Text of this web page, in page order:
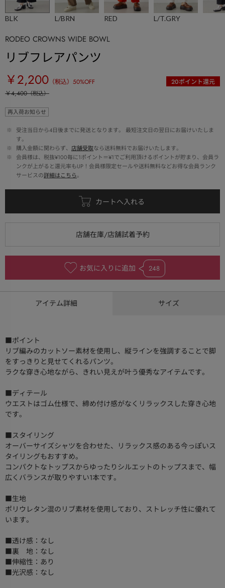
BLK L/BRN RED L/T.GRY
RODEO CROWNS WIDE BOWL
リブフレアパンツ
￥2,200 （税込） 50%OFF 20ポイント還元
￥4,400（税込）
再入荷お知らせ
※
受注当日から4日後までに発送となります。 最短注文日の翌日にお届けいたしま
す。
※
購入金額に関わらず、 店舗受取なら送料無料でお届けいたします。
※
会員様は、税抜¥100毎に1ポイント＝¥1でご利用頂けるポイントが貯まり、会員ラ
ンクが上がると還元率もUP！会員様限定セールや送料無料などお得な会員ランク
サービスの詳細はこちら。
お気に入りに追加 248
アイテム詳細 サイズ
■ポイント
リブ編みのカットソー素材を使用し、縦ラインを強調することで脚
をすっきりと見せてくれるパンツ。
ラクな穿き心地ながら、きれい見えが叶う優秀なアイテムです。
■ディテール
ウエストはゴム仕様で、締め付け感がなくリラックスした穿き心地
です。
■スタイリング
オーバーサイズシャツを合わせた、リラックス感のある今っぽいス
タイリングもおすすめ。
コンパクトなトップスからゆったりシルエットのトップスまで、幅
広くバランスが取りやすい1本です。
■生地
ポリウレタン混のリブ素材を使用しており、ストレッチ性に優れて
います。
■透け感：なし
■裏 地：なし
■伸縮性：あり
■光沢感：なし